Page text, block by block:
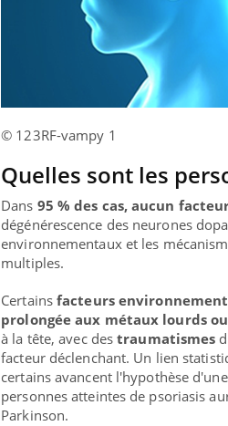
© 123RF-vampy 1
Quelles sont les
Dans 95 % des cas, aucun
dégénérescence des neurones
environnementaux et les
multiples.
Certainsfacteurs
prolongée aux métaux lourds
à la tête, avec destraumatismes
facteur déclenchant. Un lien
certains avancent l'hypothèse
personnes atteintes de psoriasis
Parkinson.